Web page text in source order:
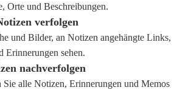
Orte und Beschreibungen.
verfolgen
und Bilder, an Notizen angehängte Links,
Erinnerungen sehen.
nachverfolgen
alle Notizen, Erinnerungen und Memos